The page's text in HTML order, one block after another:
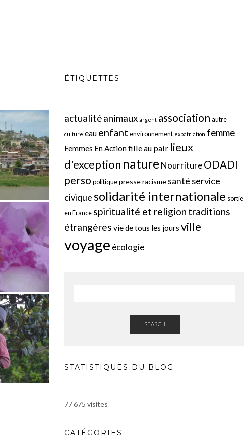
ÉTIQUETTES
actualitéanimaux argent association autre
culture eau enfant environnement expatriation femme
Femmes En Actionfille au pair lieux
d'exception natureNourritureODADI
perso politiquepresseracisme santé service
civiquesolidarité internationale sortie
en France spiritualité et religion traditions
étrangères vie de tous les jours ville
voyage écologie
SEARCH
STATISTIQUES DU BLOG
77 675 visites
CATÉGORIES